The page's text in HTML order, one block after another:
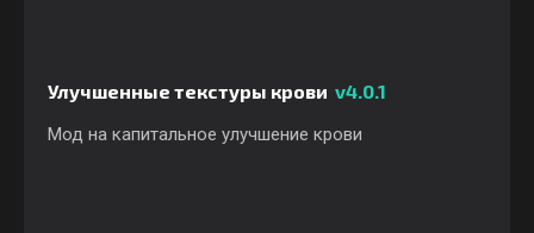
Улучшенные текстуры крови v4.0.1
Мод на капитальное улучшение крови